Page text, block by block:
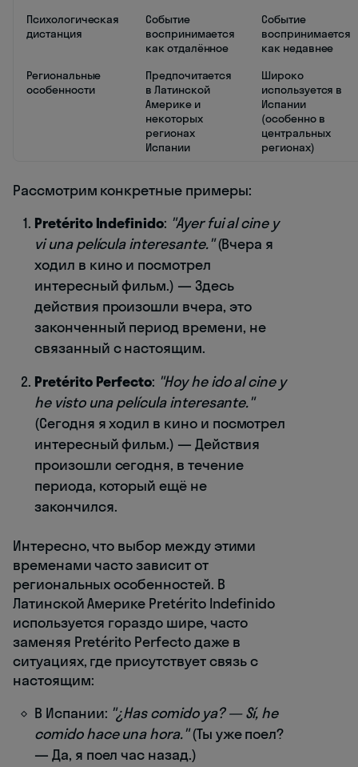
Психологическая
дистанция
Событие
воспринимается
как отдалённое
Событие
воспринимается
как недавнее
Региональные
особенности
Предпочитается
в Латинской
Америке и
некоторых
регионах
Испании
Широко
используется в
Испании
(особенно в
центральных
регионах)
Рассмотрим конкретные примеры:
Pretérito Indefinido: "Ayer fui al cine y
vi una película interesante."(Вчера я
ходил в кино и посмотрел
интересный фильм.) — Здесь
действия произошли вчера, это
законченный период времени, не
связанный с настоящим.
Pretérito Perfecto: "Hoy he ido al cine y
he visto una película interesante."
(Сегодня я ходил в кино и посмотрел
интересный фильм.) — Действия
произошли сегодня, в течение
периода, который ещё не
закончился.
Интересно, что выбор между этими
временами часто зависит от
региональных особенностей. В
Латинской Америке Pretérito Indefinido
используется гораздо шире, часто
заменяя Pretérito Perfecto даже в
ситуациях, где присутствует связь с
настоящим:
В Испании: "¿Has comido ya? — Sí, he
comido hace una hora."(Ты уже поел?
— Да, я поел час назад.)